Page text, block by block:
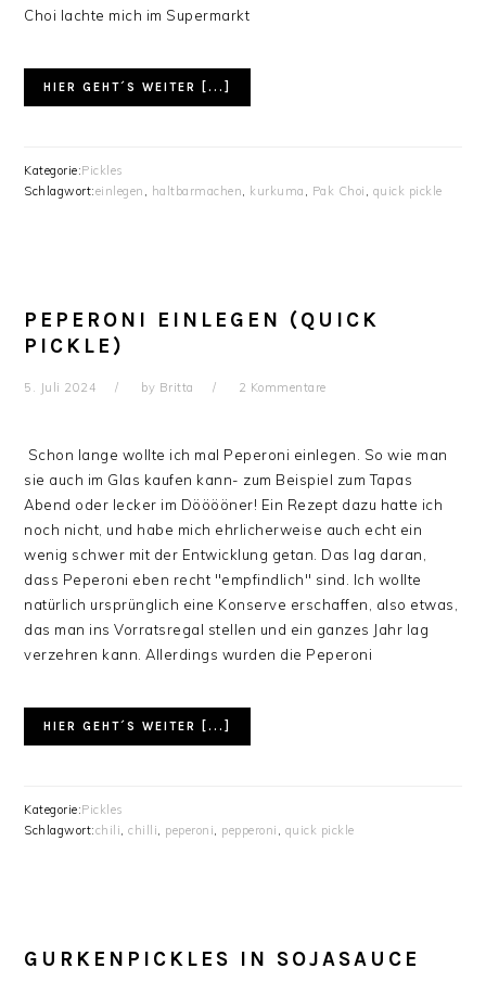
Choi lachte mich im Supermarkt
HIER GEHT´S WEITER [...]
Kategorie:Pickles
Schlagwort:einlegen , haltbarmachen, kurkuma , Pak Choi , quick pickle
PEPERONI EINLEGEN (QUICK
PICKLE)
5. Juli 2024 by Britta 2 Kommentare
Schon lange wollte ich mal Peperoni einlegen. So wie man
sie auch im Glas kaufen kann- zum Beispiel zum Tapas
Abend oder lecker im Dööööner! Ein Rezept dazu hatte ich
noch nicht, und habe mich ehrlicherweise auch echt ein
wenig schwer mit der Entwicklung getan. Das lag daran,
dass Peperoni eben recht "empfindlich" sind. Ich wollte
natürlich ursprünglich eine Konserve erschaffen, also etwas,
das man ins Vorratsregal stellen und ein ganzes Jahr lag
verzehren kann. Allerdings wurden die Peperoni
HIER GEHT´S WEITER [...]
Kategorie:Pickles
Schlagwort:chili,chilli, peperoni, pepperoni , quick pickle
GURKENPICKLES IN SOJASAUCE